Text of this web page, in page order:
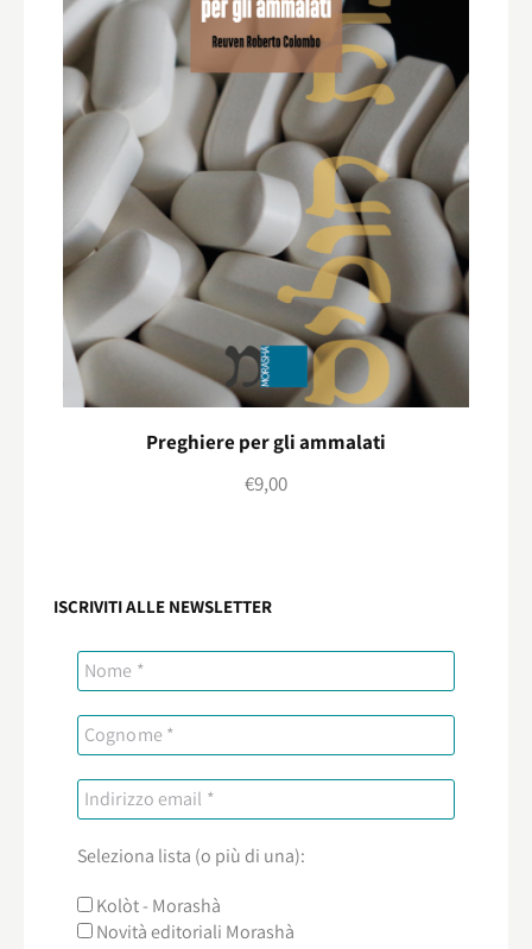
Preghiere per gli ammalati
€9,00
ISCRIVITI ALLE NEWSLETTER
Seleziona lista (o più di una):
Kolòt - Morashà
Novità editoriali Morashà